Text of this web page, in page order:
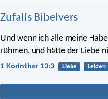
Zufalls Bibelvers
Und wenn ich alle meine
rühmen, und hätte der Liebe
1 Korinther 13:3 Liebe Leiden